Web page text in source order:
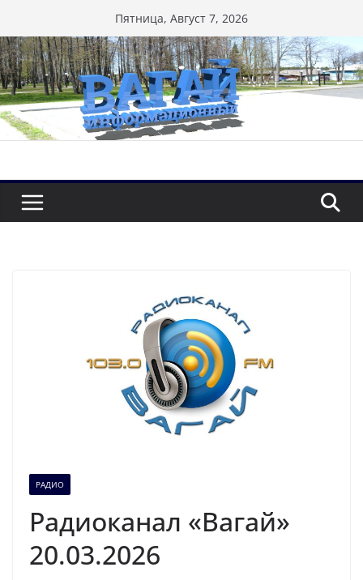
к
содержимому
Пятница, Август 7, 2026
РАДИО
Радиоканал «Вагай»
20.03.2026